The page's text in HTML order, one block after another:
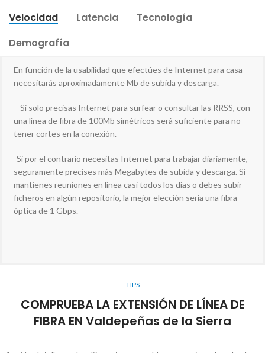
Velocidad Latencia
Tecnología
Demografía
En función de la usabilidad que efectúes de Internet para casa
necesitarás aproximadamente Mb de subida y descarga.
– Si solo precisas Internet para surfear o consultar las RRSS, con
una línea de fibra de 100Mb simétricos será suficiente para no
tener cortes en la conexión.
-Si por el contrario necesitas Internet para trabajar diariamente,
seguramente precises más Megabytes de subida y descarga. Si
mantienes reuniones en línea casi todos los días o debes subir
ficheros en algún repositorio, la mejor elección sería una fibra
óptica de 1 Gbps.
TIPS
COMPRUEBA LA EXTENSIÓN DE LÍNEA DE
FIBRA EN Valdepeñas de la Sierra